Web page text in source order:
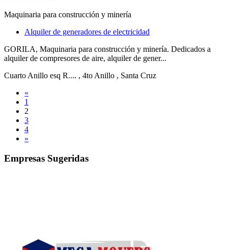
Maquinaria para construcción y minería
Alquiler de generadores de electricidad
GORILA, Maquinaria para construcción y minería. Dedicados a
alquiler de compresores de aire, alquiler de gener...
Cuarto Anillo esq R.... , 4to Anillo , Santa Cruz
«
1
2
3
4
»
Empresas Sugeridas